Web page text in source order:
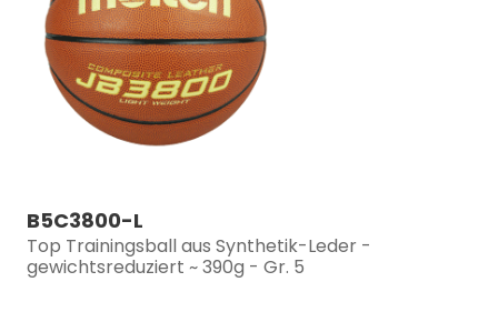
B5C3800-L
Top Trainingsball aus Synthetik-Leder -
gewichtsreduziert ~ 390g - Gr. 5